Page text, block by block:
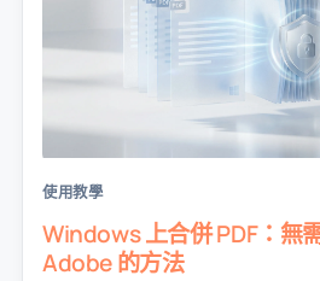
使用教學
Windows 上合併 PDF：無
Adobe 的方法